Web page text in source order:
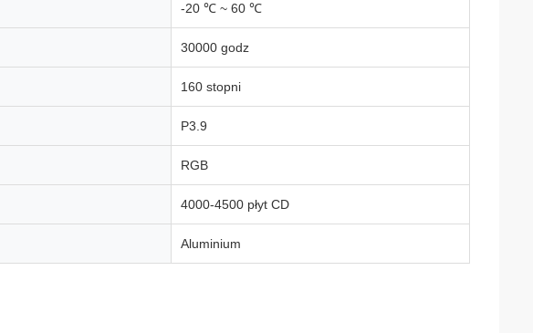
-20 ℃ ~ 60 ℃
30000 godz
160 stopni
P3.9
RGB
4000-4500 płyt CD
Aluminium